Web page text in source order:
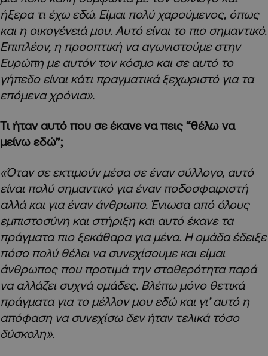
ήξερα τι έχω εδώ. Είμαι πολύ χαρούμενος, όπως
και η οικογένειά μου. Αυτό είναι το πιο σημαντικό.
Επιπλέον, η προοπτική να αγωνιστούμε στην
Ευρώπη με αυτόν τον κόσμο και σε αυτό το
γήπεδο είναι κάτι πραγματικά ξεχωριστό για τα
επόμενα χρόνια».
Τι ήταν αυτό που σε έκανε να πεις “θέλω να
μείνω εδώ”;
«Όταν σε εκτιμούν μέσα σε έναν σύλλογο, αυτό
είναι πολύ σημαντικό για έναν ποδοσφαιριστή
αλλά και για έναν άνθρωπο. Ένιωσα από όλους
εμπιστοσύνη και στήριξη και αυτό έκανε τα
πράγματα πιο ξεκάθαρα για μένα. Η ομάδα έδειξε
πόσο πολύ θέλει να συνεχίσουμε και είμαι
άνθρωπος που προτιμά την σταθερότητα παρά
να αλλάζει συχνά ομάδες. Βλέπω μόνο θετικά
πράγματα για το μέλλον μου εδώ και γι’ αυτό η
απόφαση να συνεχίσω δεν ήταν τελικά τόσο
δύσκολη».